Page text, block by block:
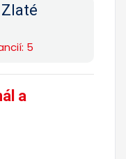
5
a